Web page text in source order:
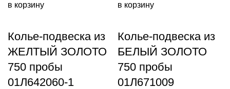
в корзину в корзину
Колье-подвеска из
ЖЕЛТЫЙ ЗОЛОТО
750 пробы
01Л642060-1
Колье-подвеска из
БЕЛЫЙ ЗОЛОТО
750 пробы
01Л671009